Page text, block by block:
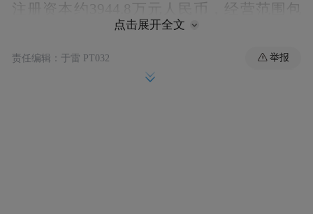
注册资本约3944.8万元人民币，经营范围包
括数字动漫制作、信息技术咨询服务、动漫
及衍生产品设计服务、电影和影视节目发行
等。股东信息显示，该公司由古志斌、古晋
点击展开全文
责任编辑：于雷 PT032 举报